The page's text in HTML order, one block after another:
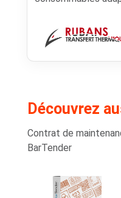
Découvrez
Contrat de
BarTender